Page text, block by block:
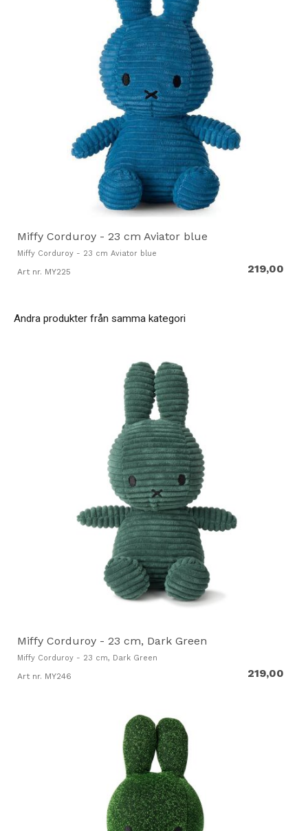
Miffy Corduroy - 23 cm Aviator blue
Miffy Corduroy - 23 cm Aviator blue
Art nr. MY225 219,00
Andra produkter från samma kategori
Miffy Corduroy - 23 cm, Dark Green
Miffy Corduroy - 23 cm, Dark Green
Art nr. MY246 219,00